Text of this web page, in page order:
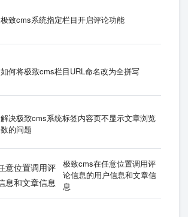
极致cms系统指定栏目开启评论功能
如何将极致cms栏目URL命名改为全拼写
解决极致cms系统标签内容页不显示文章浏览
数的问题
极致cms在任意位置调用评
论信息的用户信息和文章信
息